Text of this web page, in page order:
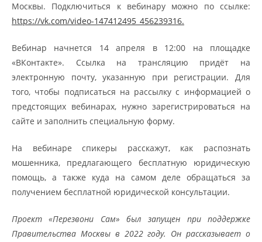
Москвы. Подключиться к вебинару можно по ссылке:
https://vk.com/video-147412495_456239316.
Вебинар начнется 14 апреля в 12:00 на площадке
«ВКонтакте». Ссылка на трансляцию придёт на
электронную почту, указанную при регистрации. Для
того, чтобы подписаться на рассылку с информацией о
предстоящих вебинарах, нужно зарегистрироваться на
сайте и заполнить специальную форму.
На вебинаре спикеры расскажут, как распознать
мошенника, предлагающего бесплатную юридическую
помощь, а также куда на самом деле обращаться за
получением бесплатной юридической консультации.
Проект «Перезвони Сам» был запущен при поддержке
Правительства Москвы в 2022 году. Он рассказывает о